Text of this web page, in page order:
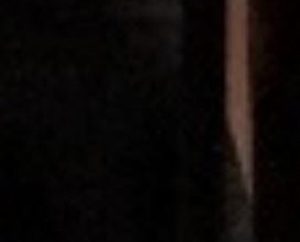
auf die nationalen